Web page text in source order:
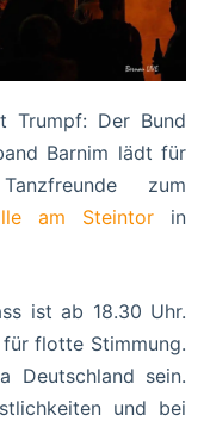
Trumpf: Der Bund
Barnim lädt für
zum
am Steintorin
ist ab 18.30 Uhr.
flotte Stimmung.
Deutschland sein.
und bei